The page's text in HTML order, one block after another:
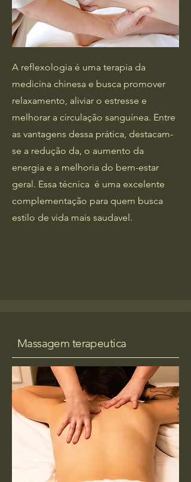
A reflexologia é uma terapia da
medicina chinesa e busca promover
relaxamento, aliviar o estresse e
melhorar a circulação sanguínea. Entre
as vantagens dessa prática, destacam-
se a redução da, o aumento da
energia e a melhoria do bem-estar
geral. Essa técnica é uma excelente
complementação para quem busca
estilo de vida mais saudavel.
Massagem terapeutica